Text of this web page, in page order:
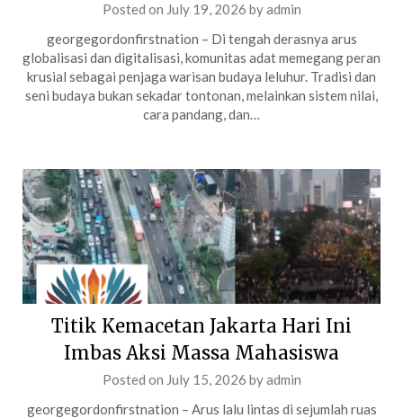
Posted on July 19, 2026 byadmin
georgegordonfirstnation – Di tengah derasnya arus
globalisasi dan digitalisasi, komunitas adat memegang peran
krusial sebagai penjaga warisan budaya leluhur. Tradisi dan
seni budaya bukan sekadar tontonan, melainkan sistem nilai,
cara pandang, dan…
Titik Kemacetan Jakarta Hari Ini
Imbas Aksi Massa Mahasiswa
Posted on July 15, 2026 byadmin
georgegordonfirstnation – Arus lalu lintas di sejumlah ruas